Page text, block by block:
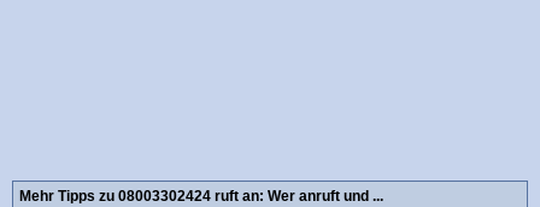
Mehr Tipps zu 08003302424 ruft an: Wer anruft und ...